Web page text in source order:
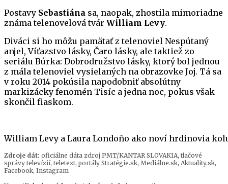
Postavy Sebastiána sa, naopak, zhostila mimoriadne
známa telenovelová tvár William Levy.
Diváci si ho môžu pamätať z telenoviel Nespútaný
anjel, Víťazstvo lásky, Čaro lásky, ale taktiež zo
seriálu Búrka: Dobrodružstvo lásky, ktorý bol jednou
z mála telenoviel vysielaných na obrazovke Joj. Tá sa
v roku 2014 pokúsila napodobniť absolútny
markizácky fenomén Tisíc a jedna noc, pokus však
skončil fiaskom.
William Levy a Laura Londoño ako noví hrdinovia
Zdroje dát: oficiálne dáta zdroj PMT/KANTAR SLOVAKIA, tlačové
správy televízií, teletext, portály Stratégie.sk, Mediálne.sk, Aktuality.sk,
Facebook, Instagram